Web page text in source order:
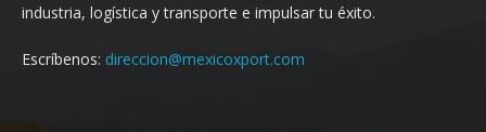
industria, logística y transporte e impulsar tu éxito.
Escríbenos: direccion@mexicoxport.com